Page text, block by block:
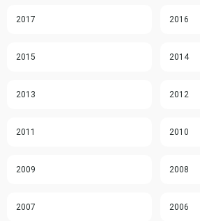
2017 2016
2015 2014
2013 2012
2011 2010
2009 2008
2007 2006